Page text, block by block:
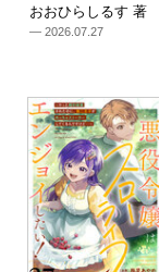
おおひらしるす 著
— 2026.07.27